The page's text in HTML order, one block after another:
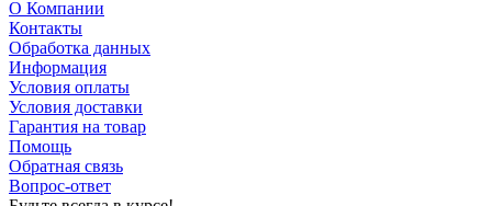
О Компании
Контакты
Обработка данных
Информация
Условия оплаты
Условия доставки
Гарантия на товар
Помощь
Обратная связь
Вопрос-ответ